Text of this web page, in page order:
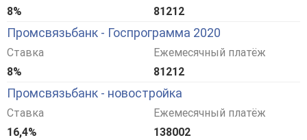
8%
81212
Промсвязьбанк - Госпрограмма 2020
Ставка
8%
Ежемесячный платёж
81212
Промсвязьбанк - новостройка
Ставка
16,4%
Ежемесячный платёж
138002